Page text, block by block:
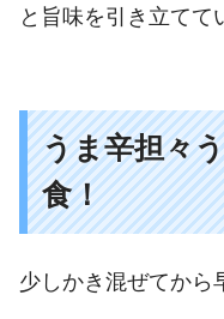
と旨味を引き立てて
うま辛担々
食！
少しかき混ぜてから